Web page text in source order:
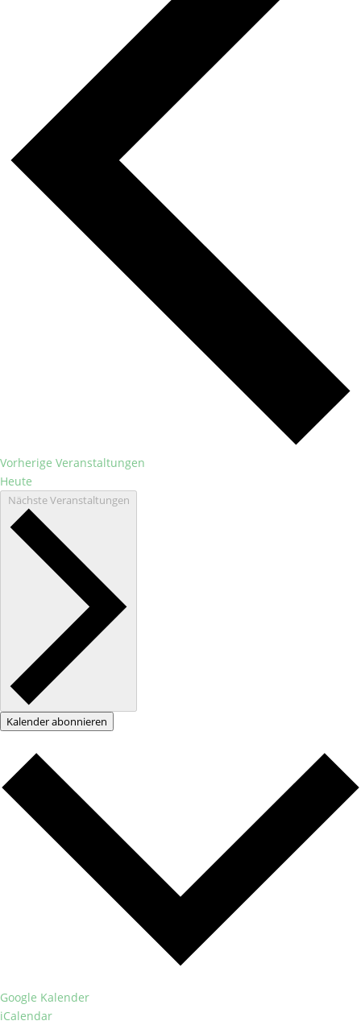
Vorherige Veranstaltungen
Heute
NächsteVeranstaltungen
Kalender abonnieren
Google Kalender
iCalendar